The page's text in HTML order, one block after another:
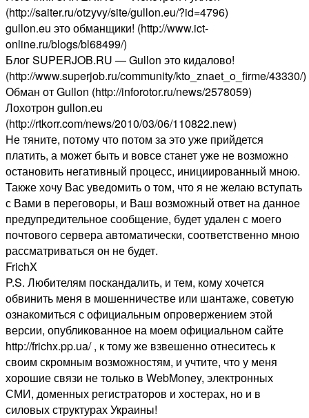
(http://saiter.ru/otzyvy/site/gullon.eu/?id=4796)
gullon.eu это обманщики! (http://www.ict-
online.ru/blogs/bl68499/)
Блог SUPERJOB.RU — Gullon это кидалово!
(http://www.superjob.ru/community/kto_znaet_o_firme/43330/)
Обман от Gullon (http://inforotor.ru/news/2578059)
Лохотрон gullon.eu
(http://rtkorr.com/news/2010/03/06/110822.new)
Не тяните, потому что потом за это уже прийдется
платить, а может быть и вовсе станет уже не возможно
остановить негативный процесс, инициированный мною.
Также хочу Вас уведомить о том, что я не желаю вступать
с Вами в переговоры, и Ваш возможный ответ на данное
предупредительное сообщение, будет удален с моего
почтового сервера автоматически, соответственно мною
рассматриваться он не будет.
FrichX
P.S. Любителям поскандалить, и тем, кому хочется
обвинить меня в мошенничестве или шантаже, советую
ознакомиться с официальным опровержением этой
версии, опубликованное на моем официальном сайте
http://frichx.pp.ua/ , к тому же взвешенно отнеситесь к
своим скромным возможностям, и учтите, что у меня
хорошие связи не только в WebMoney, электронных
СМИ, доменных регистраторов и хостерах, но и в
силовых структурах Украины!